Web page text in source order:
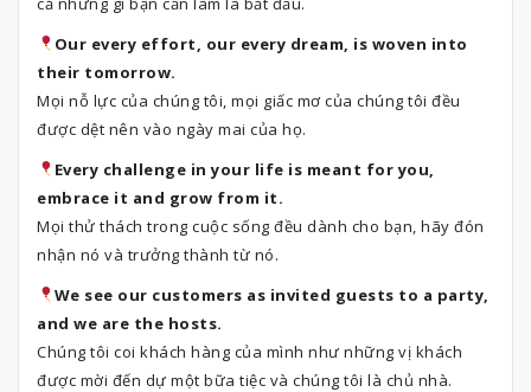
Our every effort, our every dream, is woven into
their tomorrow.
Mọi nỗ lực của chúng tôi, mọi giấc mơ của chúng tôi đều
được dệt nên vào ngày mai của họ.
Every challenge in your life is meant for you,
embrace it and grow from it.
Mọi thử thách trong cuộc sống đều dành cho bạn, hãy đón
nhận nó và trưởng thành từ nó.
We see our customers as invited guests to a party,
and we are the hosts.
Chúng tôi coi khách hàng của mình như những vị khách
được mời đến dự một bữa tiệc và chúng tôi là chủ nhà.